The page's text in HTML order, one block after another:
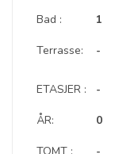
Bad :
Terrasse:
1
-
ETASJER :
ÅR:
-
0